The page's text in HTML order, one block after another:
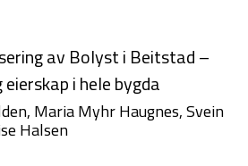
av Bolyst i Beitstad –
i hele bygda
Maria Myhr Haugnes, Svein
Halsen